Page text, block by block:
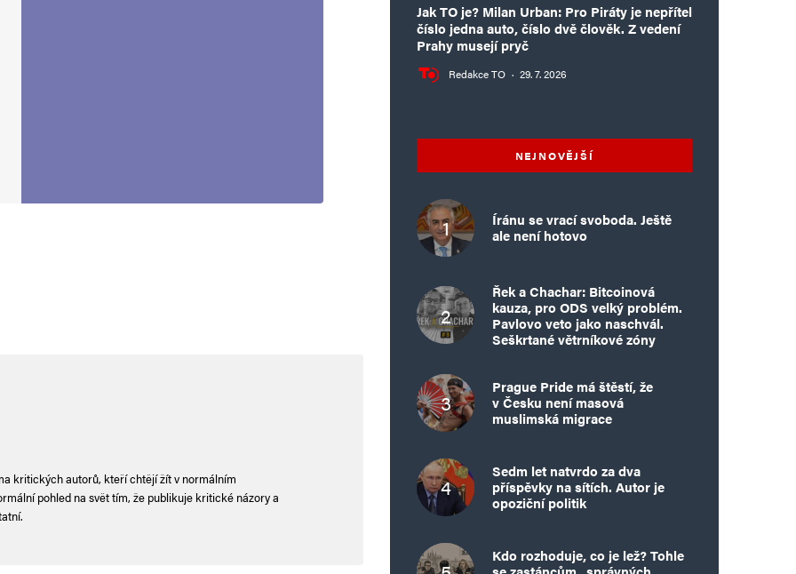
kritických autorů, kteří chtějí žít v normálním
pohled na svět tím, že publikuje kritické názory a
Jak TO je? Milan Urban: Pro Piráty je nepřítel
číslo jedna auto, číslo dvě člověk. Z vedení
Prahy musejí pryč
Redakce TO · 29. 7. 2026
NEJNOVĚJŠÍ
Íránu se vrací svoboda. Ještě
ale není hotovo
Řek a Chachar: Bitcoinová
kauza, pro ODS velký problém.
Pavlovo veto jako naschvál.
Seškrtané větrníkové zóny
Prague Pride má štěstí, že
v Česku není masová
muslimská migrace
Sedm let natvrdo za dva
příspěvky na sítích. Autor je
opoziční politik
Kdo rozhoduje, co je lež? Tohle